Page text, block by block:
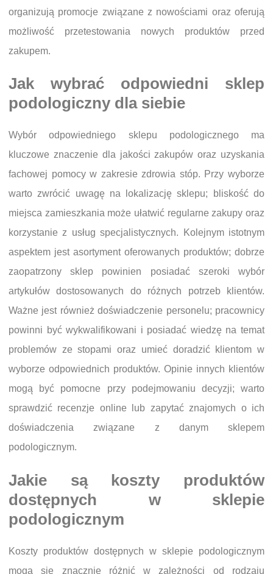
organizują promocje związane z nowościami oraz oferują
możliwość przetestowania nowych produktów przed
zakupem.
Jak wybrać odpowiedni sklep
podologiczny dla siebie
Wybór odpowiedniego sklepu podologicznego ma
kluczowe znaczenie dla jakości zakupów oraz uzyskania
fachowej pomocy w zakresie zdrowia stóp. Przy wyborze
warto zwrócić uwagę na lokalizację sklepu; bliskość do
miejsca zamieszkania może ułatwić regularne zakupy oraz
korzystanie z usług specjalistycznych. Kolejnym istotnym
aspektem jest asortyment oferowanych produktów; dobrze
zaopatrzony sklep powinien posiadać szeroki wybór
artykułów dostosowanych do różnych potrzeb klientów.
Ważne jest również doświadczenie personelu; pracownicy
powinni być wykwalifikowani i posiadać wiedzę na temat
problemów ze stopami oraz umieć doradzić klientom w
wyborze odpowiednich produktów. Opinie innych klientów
mogą być pomocne przy podejmowaniu decyzji; warto
sprawdzić recenzje online lub zapytać znajomych o ich
doświadczenia związane z danym sklepem
podologicznym.
Jakie są koszty produktów
dostępnych w sklepie
podologicznym
Koszty produktów dostępnych w sklepie podologicznym
mogą się znacznie różnić w zależności od rodzaju